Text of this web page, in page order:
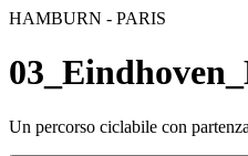
HAMBURN - PARIS
Un percorso ciclabile con